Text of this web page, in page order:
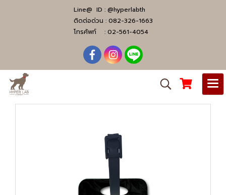
Line@ ID : @hyperlabth
ติดต่อด่วน : 082-326-1663
โทรศัพท์ : 02-561-4054